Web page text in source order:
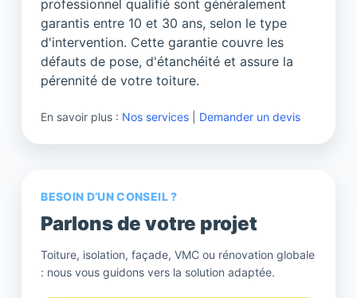
professionnel qualifié sont généralement
garantis entre 10 et 30 ans, selon le type
d'intervention. Cette garantie couvre les
défauts de pose, d'étanchéité et assure la
pérennité de votre toiture.
En savoir plus : Nos services Demander un devis
BESOIN D’UN CONSEIL ?
Parlons de votre projet
Toiture, isolation, façade, VMC ou rénovation globale
: nous vous guidons vers la solution adaptée.